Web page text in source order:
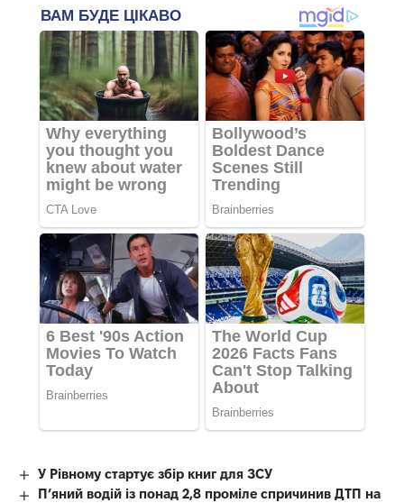
У Рівному стартує збір книг для ЗСУ
П’яний водій із понад 2,8 проміле спричинив ДТП на